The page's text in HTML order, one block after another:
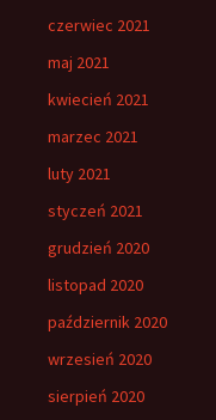
czerwiec 2021
maj 2021
kwiecień 2021
marzec 2021
luty 2021
styczeń 2021
grudzień 2020
listopad 2020
październik 2020
wrzesień 2020
sierpień 2020